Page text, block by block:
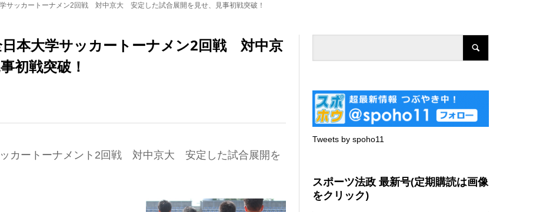
サッカートーナメン2回戦 対中京大 安定した試合展開を見せ、見事初戦突破！
日本大学サッカートーナメン2回戦 対中京
初戦突破！
ッカートーナメント2回戦 対中京大 安定した試合展開を
Tweets by spoho11
スポーツ法政 最新号(定期購読は画像
をクリック)